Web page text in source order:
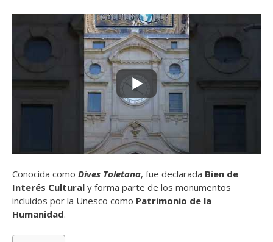
Conocida como Dives Toletana, fue declarada Bien de
Interés Cultural y forma parte de los monumentos
incluidos por la Unesco como Patrimonio de la
Humanidad.